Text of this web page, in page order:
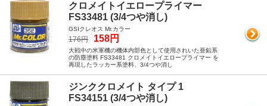
クロメイトイエロープライマー
FS33481 (3/4つや消し)
GSIクレオス Mr.カラー
176円 158円
大戦中の米軍機の機体内部色として使用されいた亜鉛系
の防塵塗料 FS33481 クロメイトイエロープライマー を
再現したラッカー系塗料、3/4つや消し
ジンククロメイト タイプ 1
FS34151 (3/4つや消し)